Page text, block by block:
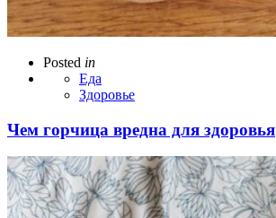
Posted in
Еда
Здоровье
Чем горчица вредна для здоровья